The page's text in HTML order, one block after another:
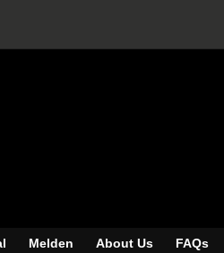
Melden About Us FAQs